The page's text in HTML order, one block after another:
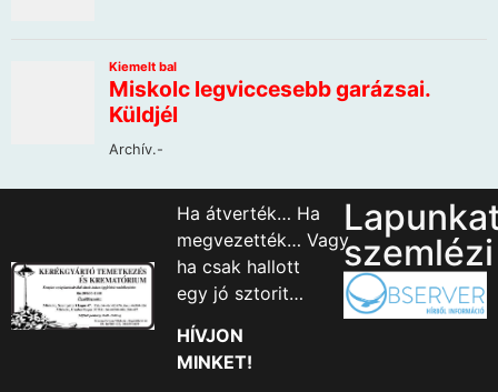
Ha átverték… Ha
megvezették… Vagy
ha csak hallott
egy jó sztorit…
HÍVJON
MINKET!
szemlézi